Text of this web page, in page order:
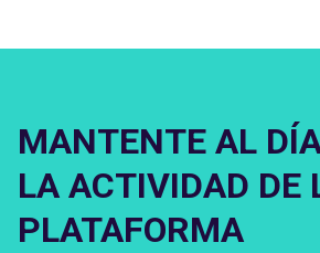
MANTENTE AL
LA ACTIVIDAD DE
PLATAFORMA